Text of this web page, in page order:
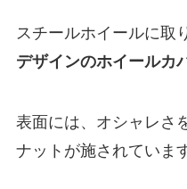
スチールホイールに取
デザインのホイールカ
表面には、オシャレさ
ナットが施されていま